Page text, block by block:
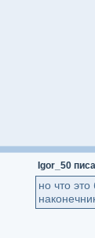
Igor_50
но что